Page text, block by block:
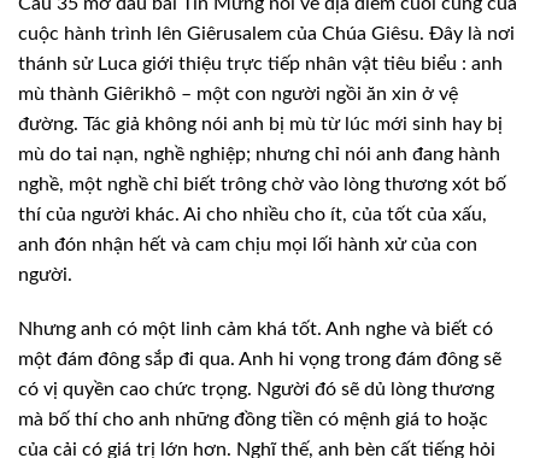
cuộc hành trình lên Giêrusalem của Chúa Giêsu. Đây là nơi
thánh sử Luca giới thiệu trực tiếp nhân vật tiêu biểu : anh
mù thành Giêrikhô – một con người ngồi ăn xin ở vệ
đường. Tác giả không nói anh bị mù từ lúc mới sinh hay bị
mù do tai nạn, nghề nghiệp; nhưng chỉ nói anh đang hành
nghề, một nghề chỉ biết trông chờ vào lòng thương xót bố
thí của người khác. Ai cho nhiều cho ít, của tốt của xấu,
anh đón nhận hết và cam chịu mọi lối hành xử của con
người.
Nhưng anh có một linh cảm khá tốt. Anh nghe và biết có
một đám đông sắp đi qua. Anh hi vọng trong đám đông sẽ
có vị quyền cao chức trọng. Người đó sẽ dủ lòng thương
mà bố thí cho anh những đồng tiền có mệnh giá to hoặc
của cải có giá trị lớn hơn. Nghĩ thế, anh bèn cất tiếng hỏi